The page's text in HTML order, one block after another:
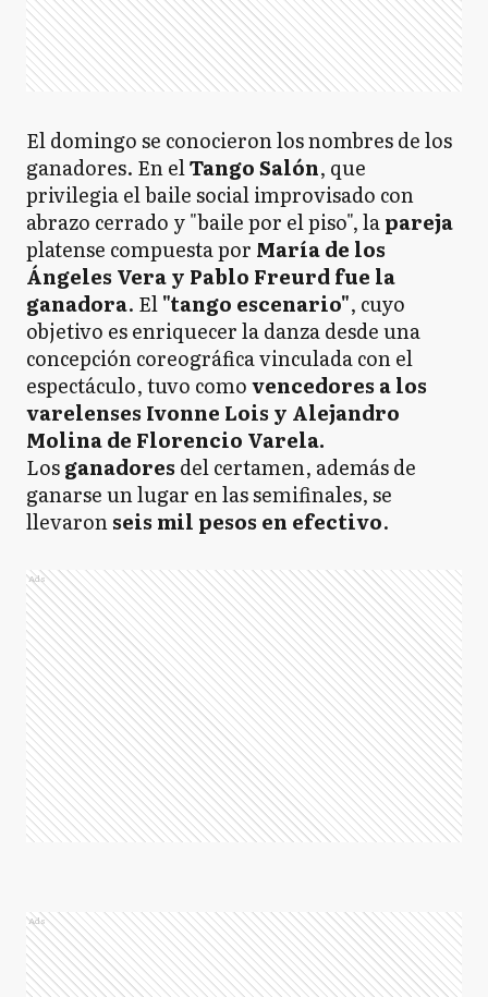
El domingo se conocieron los nombres de los
ganadores. En elTango Salón, que
privilegia el baile social improvisado con
abrazo cerrado y "baile por el piso", lapareja
platense compuesta por María de los
Ángeles Vera y Pablo Freurd fue la
ganadora. El"tango escenario", cuyo
objetivo es enriquecer la danza desde una
concepción coreográfica vinculada con el
espectáculo, tuvo comovencedores a los
varelenses Ivonne Lois y Alejandro
Molina de Florencio Varela.
Losganadores del certamen, además de
ganarse un lugar en las semifinales, se
llevaronseis mil pesos en efectivo.
Ads
Ads